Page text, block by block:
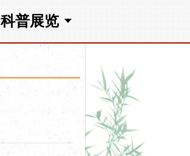
科普展览